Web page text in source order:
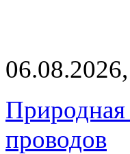
Природная
проводов